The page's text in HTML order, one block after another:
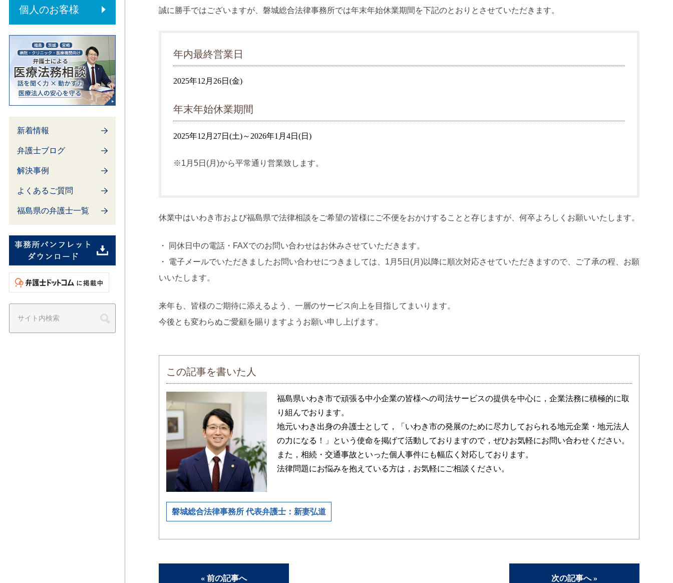
個人のお客様
新着情報
弁護士ブログ
解決事例
よくあるご質問
福島県の弁護士一覧
誠に勝手ではございますが、磐城総合法律事務所では年末年始休業期間を下記のとおりとさせていただきます。
年内最終営業日
2025年12月26日(金)
年末年始休業期間
2025年12月27日(土)～2026年1月4日(日)
※1月5日(月)から平常通り営業致します。
休業中はいわき市および福島県で法律相談をご希望の皆様にご不便をおかけすることと存じますが、何卒よろしくお願いいたします。
・ 同休日中の電話・FAXでのお問い合わせはお休みさせていただきます。
・ 電子メールでいただきましたお問い合わせにつきましては、1月5日(月)以降に順次対応させていただきますので、ご了承の程、お願
いいたします。
来年も、皆様のご期待に添えるよう、一層のサービス向上を目指してまいります。
今後とも変わらぬご愛顧を賜りますようお願い申し上げます。
この記事を書いた人
福島県いわき市で頑張る中小企業の皆様への司法サービスの提供を中心に，企業法務に積極的に取
り組んでおります。
地元いわき出身の弁護士として，「いわき市の発展のために尽力しておられる地元企業・地元法人
の力になる！」という使命を掲げて活動しておりますので，ぜひお気軽にお問い合わせください。
また，相続・交通事故といった個人事件にも幅広く対応しております。
法律問題にお悩みを抱えている方は，お気軽にご相談ください。
磐城総合法律事務所 代表弁護士：新妻弘道
« 前の記事へ 次の記事へ »